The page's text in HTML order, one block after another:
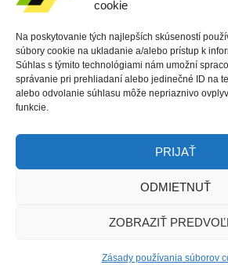
cookie
Na poskytovanie tých najlepších skúseností
súbory cookie na ukladanie a/alebo prístup k
Súhlas s týmito technológiami nám umožní
správanie pri prehliadaní alebo jedinečné ID na
alebo odvolanie súhlasu môže nepriaznivo
funkcie.
PRIJAŤ
ODMIETNUŤ
ZOBRAZIŤ
Zásady používania súborov
Fórum, návody a články…
Copyright © 2026 Netbis s.r.o., stránku